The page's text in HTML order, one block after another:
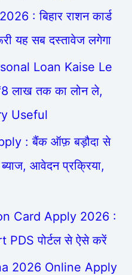
: बिहार राशन कार्ड
यह सब दस्तावेज लगेगा
Loan Kaise Le
लाख तक का लोन ले,
Useful
: बैंक ऑफ़ बड़ौदा से
आवेदन प्रक्रिया,
Card Apply 2026 :
PDS पोर्टल से ऐसे करें
2026 Online Apply